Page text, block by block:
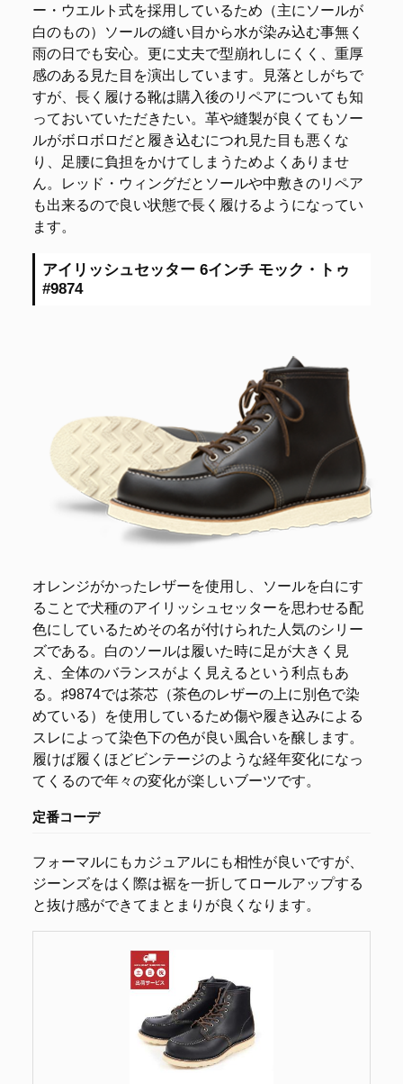
ー・ウエルト式を採用しているため（主にソールが
白のもの）ソールの縫い目から水が染み込む事無く
雨の日でも安心。更に丈夫で型崩れしにくく、重厚
感のある見た目を演出しています。見落としがちで
すが、長く履ける靴は購入後のリペアについても知
っておいていただきたい。革や縫製が良くてもソー
ルがボロボロだと履き込むにつれ見た目も悪くな
り、足腰に負担をかけてしまうためよくありませ
ん。レッド・ウィングだとソールや中敷きのリペア
も出来るので良い状態で長く履けるようになってい
ます。
アイリッシュセッター 6インチ モック・トゥ
#9874
オレンジがかったレザーを使用し、ソールを白にす
ることで犬種のアイリッシュセッターを思わせる配
色にしているためその名が付けられた人気のシリー
ズである。白のソールは履いた時に足が大きく見
え、全体のバランスがよく見えるという利点もあ
る。♯9874では茶芯（茶色のレザーの上に別色で染
めている）を使用しているため傷や履き込みによる
スレによって染色下の色が良い風合いを醸します。
履けば履くほどビンテージのような経年変化になっ
てくるので年々の変化が楽しいブーツです。
定番コーデ
フォーマルにもカジュアルにも相性が良いですが、
ジーンズをはく際は裾を一折してロールアップする
と抜け感ができてまとまりが良くなります。